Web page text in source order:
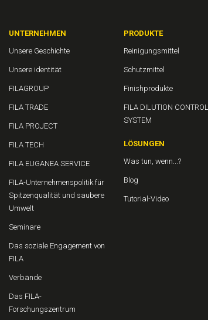
UNTERNEHMEN
Unsere Geschichte
Unsere identität
FILAGROUP
FILA TRADE
FILA PROJECT
FILA TECH
FILA EUGANEA SERVICE
FILA-Unternehmenspolitik für
Spitzenqualität und saubere
Umwelt
Seminare
Das soziale Engagement von
FILA
Verbände
Das FILA-
Forschungszentrum
PRODUKTE
Reinigungsmittel
Schutzmittel
Finishprodukte
FILA DILUTION CONTROL
SYSTEM
LÖSUNGEN
Was tun, wenn...?
Blog
Tutorial-Video